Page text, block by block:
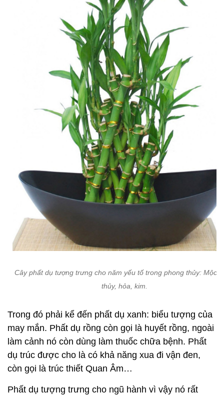
Cây phất dụ tượng trưng cho năm yếu tố trong phong thủy: Mộc ,
thủy, hỏa, kim.
Trong đó phải kể đến phất dụ xanh: biểu tượng của
may mắn. Phất dụ rồng còn gọi là huyết rồng, ngoài
làm cảnh nó còn dùng làm thuốc chữa bệnh. Phất
dụ trúc được cho là có khả năng xua đi vận đen,
còn gọi là trúc thiết Quan Âm…
Phất dụ tượng trưng cho ngũ hành vì vậy nó rất